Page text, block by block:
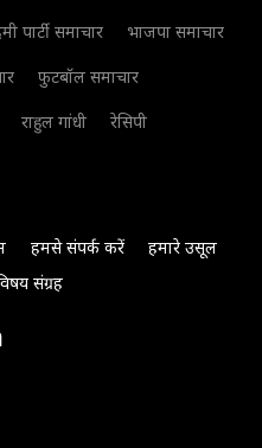
समाचार
भाजपा समाचार
फुटबॉल समाचार
राहुल गांधी
रेसिपी
हमसे संपर्क करें
हमारे उसूल
संग्रह